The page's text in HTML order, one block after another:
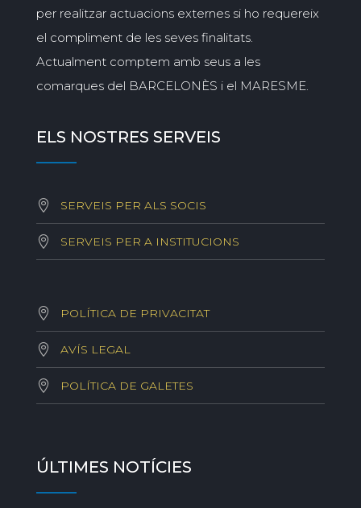
per realitzar actuacions externes si ho requereix
el compliment de les seves finalitats.
Actualment comptem amb seus a les
comarques del BARCELONÈS i el MARESME.
ELS NOSTRES SERVEIS
SERVEIS PER ALS SOCIS
SERVEIS PER A INSTITUCIONS
POLÍTICA DE PRIVACITAT
AVÍS LEGAL
POLÍTICA DE GALETES
ÚLTIMES NOTÍCIES